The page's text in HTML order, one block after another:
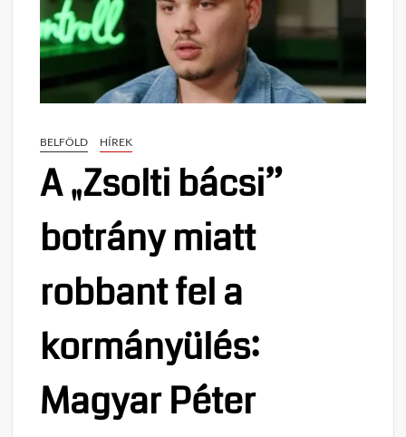
BELFÖLD HÍREK
A „Zsolti bácsi”
botrány miatt
robbant fel a
kormányülés:
Magyar Péter